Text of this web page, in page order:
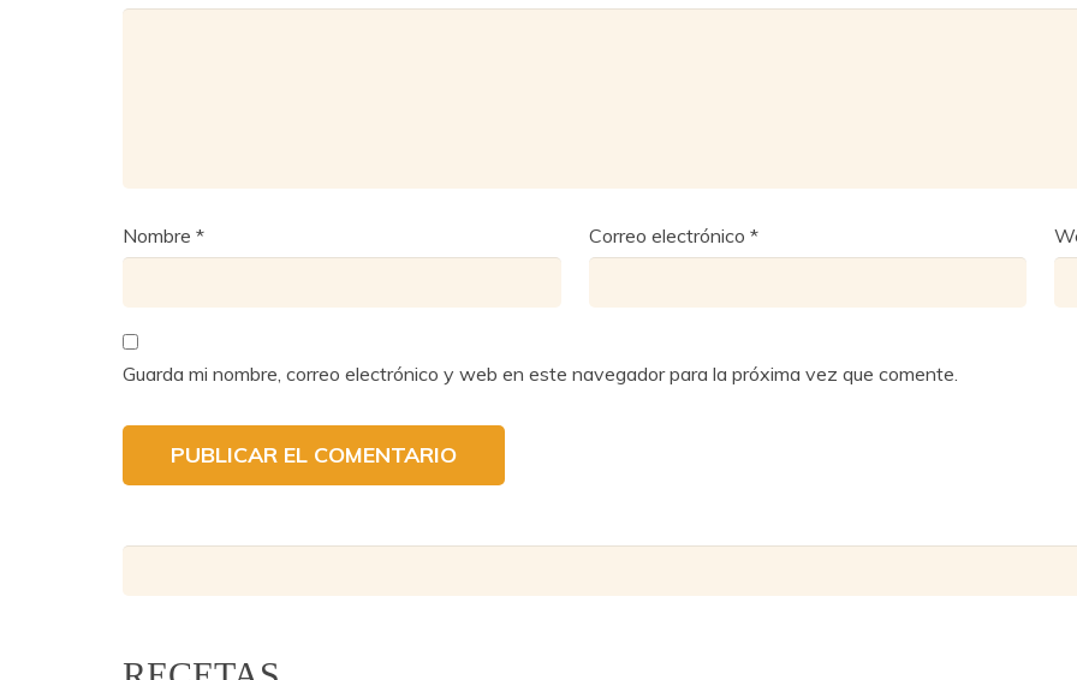
Nombre * Correo electrónico *
Guarda mi nombre, correo electrónico y web en este navegador para la próxima vez que comente.